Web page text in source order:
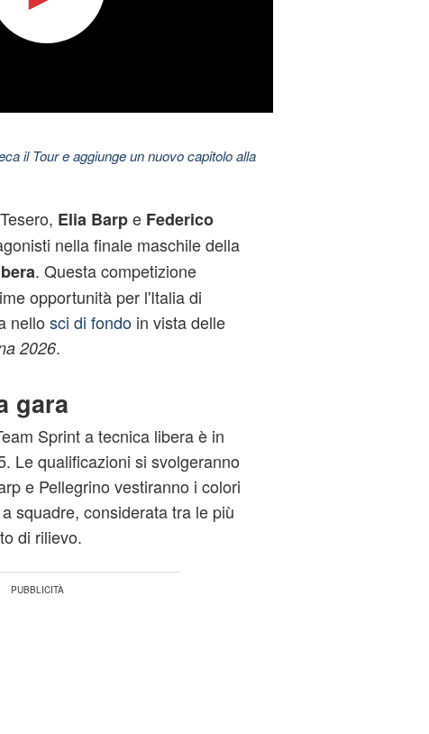
il Tour e aggiunge un nuovo capitolo alla
Elia Barpe Federico
nella finale maschile della
. Questa competizione
opportunità per l'Italia di
nello sci di fondoin vista delle
2026.
gara
Sprint a tecnica libera è in
Le qualificazioni si svolgeranno
e Pellegrino vestiranno i colori
squadre, considerata tra le più
di rilievo.